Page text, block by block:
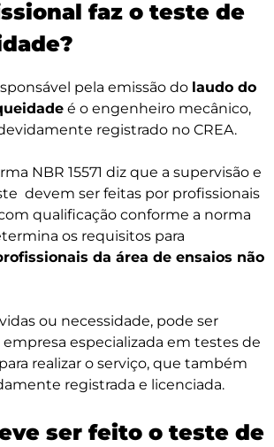
faz o teste de
pela emissão do laudo do
é o engenheiro mecânico,
registrado no CREA.
NBR 15571 diz que a supervisão e
devem ser feitas por profissionais
qualificação conforme a norma
os requisitos para
da área de ensaios não
ou necessidade, pode ser
especializada em testes de
realizar o serviço, que também
registrada e licenciada.
ser feito o teste de